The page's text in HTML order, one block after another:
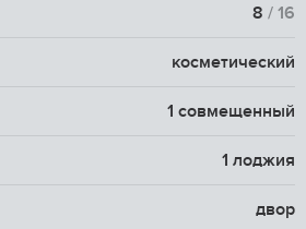
8 / 16
косметический
1 совмещенный
1 лоджия
двор